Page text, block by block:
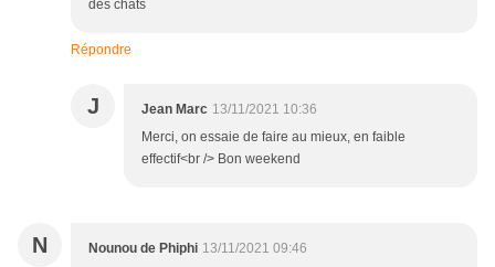
des chats
Répondre
J Jean Marc 13/11/2021 10:36
Merci, on essaie de faire au mieux, en faible
effectif<br /> Bon weekend
N Nounou de Phiphi 13/11/2021 09:46